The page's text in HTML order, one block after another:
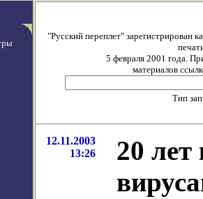
"Русский переплет" зарегистрирован
5 февраля 2001 года.
материалов
Тип
12.11.2003
13:26
20